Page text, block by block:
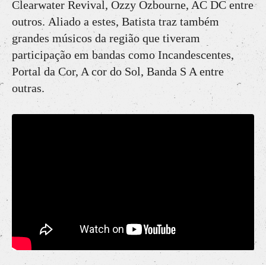
Clearwater Revival, Ozzy Ozbourne, AC DC entre
outros. Aliado a estes, Batista traz também
grandes músicos da região que tiveram
participação em bandas como Incandescentes,
Portal da Cor, A cor do Sol, Banda S A entre
outras.